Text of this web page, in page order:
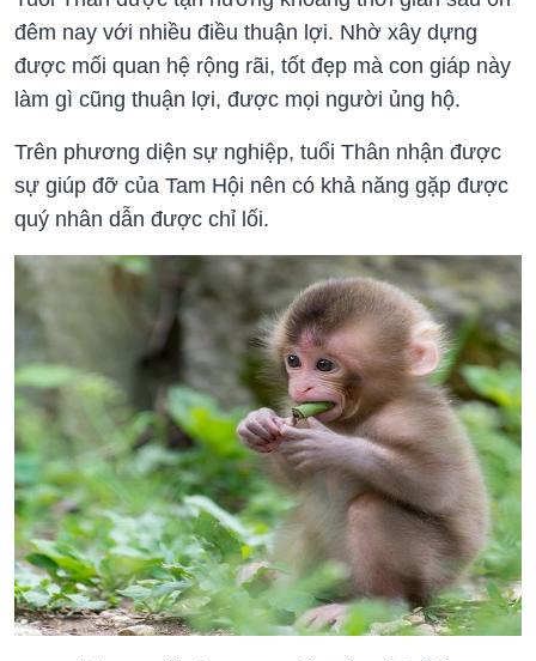
đêm nay với nhiều điều thuận lợi. Nhờ xây dựng
được mối quan hệ rộng rãi, tốt đẹp mà con giáp này
làm gì cũng thuận lợi, được mọi người ủng hộ.
Trên phương diện sự nghiệp, tuổi Thân nhận được
sự giúp đỡ của Tam Hội nên có khả năng gặp được
quý nhân dẫn được chỉ lối.